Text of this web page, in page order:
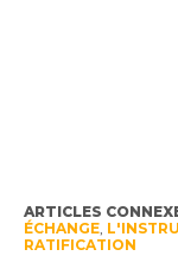
ARTICLES
ÉCHANGE,
RATIFICATION